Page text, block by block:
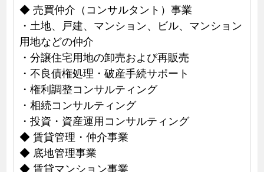
◆ 売買仲介（コンサルタント）事業
・土地、戸建、マンション、ビル、マンション
用地などの仲介
・分譲住宅用地の卸売および再販売
・不良債権処理・破産手続サポート
・権利調整コンサルティング
・相続コンサルティング
・投資・資産運用コンサルティング
◆ 賃貸管理・仲介事業
◆ 底地管理事業
◆ 賃貸マンション事業